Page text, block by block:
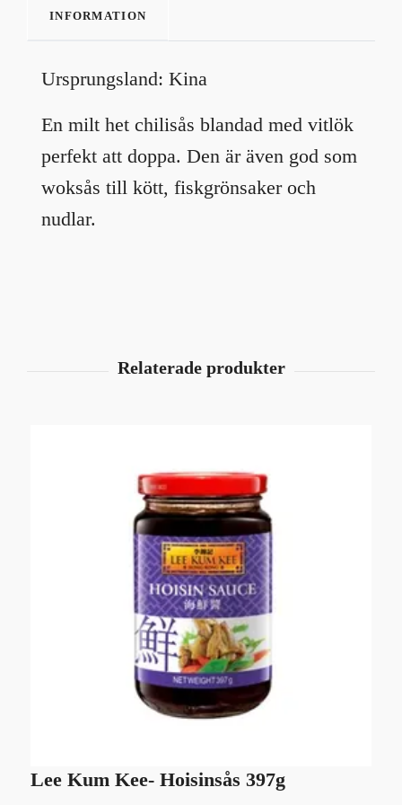
INFORMATION
Ursprungsland: Kina
En milt het chilisås blandad med vitlök
perfekt att doppa. Den är även god som
woksås till kött, fiskgrönsaker och
nudlar.
Lee Kum Kee- Hoisinsås 397g